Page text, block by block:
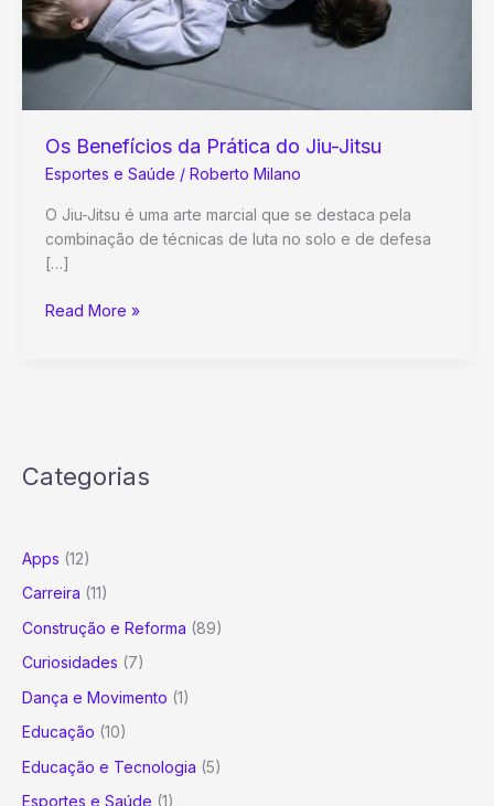
Os Benefícios da Prática do Jiu-Jitsu
Esportes e Saúde / Roberto Milano
O Jiu-Jitsu é uma arte marcial que se destaca pela
combinação de técnicas de luta no solo e de defesa
[…]
Os
Read More »
Categorias
Apps (12)
Carreira (11)
Construção e Reforma (89)
Curiosidades (7)
Dança e Movimento (1)
Educação (10)
Educação e Tecnologia (5)
Esportes e Saúde (1)